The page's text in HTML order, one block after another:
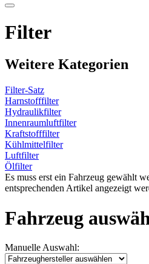
Filter
Weitere Kategorien
Filter-Satz
Harnstofffilter
Hydraulikfilter
Innenraumluftfilter
Kraftstofffilter
Kühlmittelfilter
Luftfilter
Ölfilter
Es muss erst ein Fahrzeug gewählt
entsprechenden Artikel angezeigt
Fahrzeug
Manuelle Auswahl: